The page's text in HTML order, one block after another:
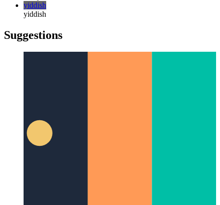
русский
türkçe
yiddish